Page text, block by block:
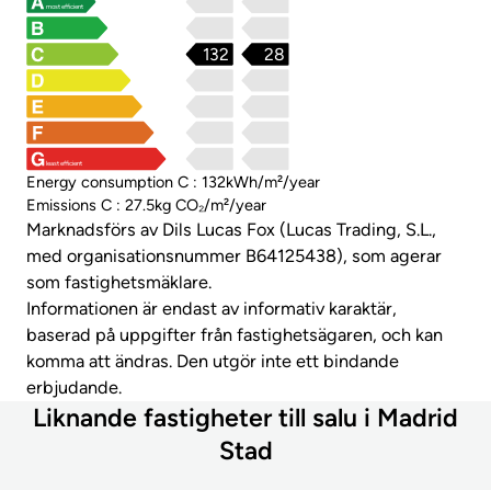
most efficient
least efficient
28
132
Energy consumption C : 132kWh/m²/year
Emissions C : 27.5kg CO₂/m²/year
Marknadsförs av Dils Lucas Fox (Lucas Trading, S.L.,
med organisationsnummer B64125438), som agerar
som fastighetsmäklare.
Informationen är endast av informativ karaktär,
baserad på uppgifter från fastighetsägaren, och kan
komma att ändras. Den utgör inte ett bindande
erbjudande.
Liknande fastigheter till salu i Madrid
Stad